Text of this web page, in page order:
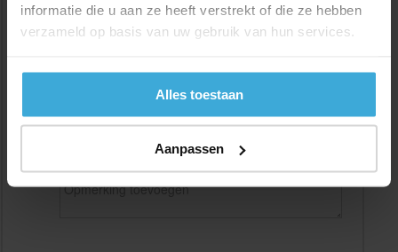
informatie die u aan ze heeft verstrekt of die ze hebben
verzameld op basis van uw gebruik van hun services.
Alles toestaan
Aanpassen
Materiaalkosten
Alle bedragen zijn excl. 21% BTW